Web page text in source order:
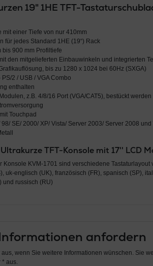
19" 1HE TFT-
mit einer Tiefe von nur 410mm
für jedes Standard 1HE (19“) Rack
bis 900 mm Profiltiefe
den mitgelieferten Einbauwinkeln und integrierten
bis zu 1280 x 1024 bei 60Hz (SXGA)
2 / USB / VGA Combo
enthalten
z.B. 4/8/16 Port (VGA/CAT5), bestückt werden
Touchpad
SE/ 2000/ XP/ Vista/ Server 2003/ Server 2008
TFT-Konsole mit 17'' LCD
Konsole KVM-1701 sind verschiedene Tastaturlayout
uk-englisch (UK), französisch (FR), spanisch (SP),
und russisch (RU)
anfordern
wenn Sie weitere Informationen wünschen. Sie
* aus.